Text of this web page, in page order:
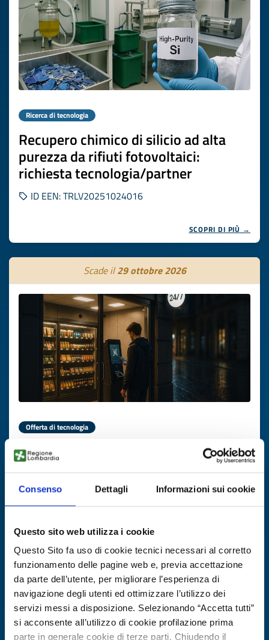
Consenso Dettagli Informazioni sui cookie
Questo sito web utilizza i cookie
Questo Sito fa uso di cookie tecnici necessari al corretto
funzionamento delle pagine web e, previa accettazione
da parte dell’utente, per migliorare l’esperienza di
navigazione degli utenti ed ottimizzare l’utilizzo dei
servizi messi a disposizione. Selezionando “Accetta tutti”
si acconsente all’utilizzo di cookie profilazione prima
parte in generale cookie di terze parti. Chiudendo il
Ricerca di tecnologia
Recupero chimico di silicio ad alta
purezza da rifiuti fotovoltaici:
richiesta tecnologia/partner
ID EEN: TRLV20251024016
SCOPRI DI PIÙ →
Scade il29 ottobre 2026
Offerta di tecnologia
Tecnologia per negozi non presidiati
h24
ID EEN: TOCZ20250821003
Scade il29 ottobre 2026